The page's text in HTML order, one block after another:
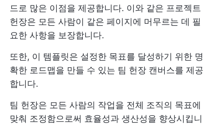
드로 많은 이점을 제공합니다. 이와 같은 프로젝트
헌장은 모든 사람이 같은 페이지에 머무르는 데 필
요한 사항을 보장합니다.
또한, 이 템플릿은 설정한 목표를 달성하기 위한 명
확한 로드맵을 만들 수 있는 팀 헌장 캔버스를 제공
합니다.
팀 헌장은 모든 사람의 작업을 전체 조직의 목표에
맞춰 조정함으로써 효율성과 생산성을 향상시킵니